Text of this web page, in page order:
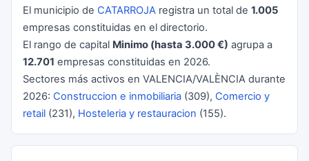
El municipio de CATARROJA registra un total de 1.005
empresas constituidas en el directorio.
El rango de capital Minimo (hasta 3.000 €) agrupa a
12.701 empresas constituidas en 2026.
Sectores más activos en VALENCIA/VALÈNCIA durante
2026: Construccion e inmobiliaria (309), Comercio y
retail (231), Hosteleria y restauracion (155).